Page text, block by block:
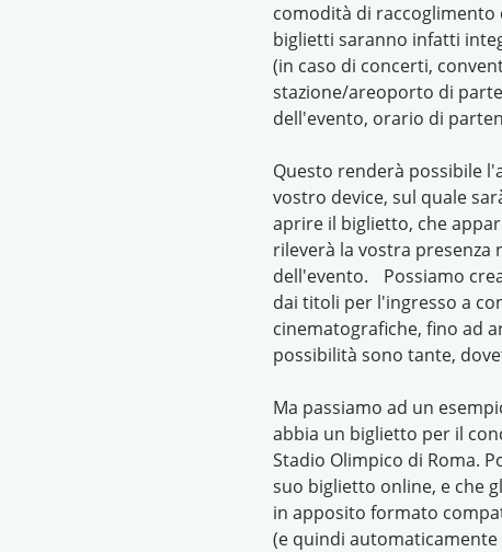
comodità di
biglietti saranno infatti
(in caso di concerti,
stazione/areoporto di
dell'evento, orario di
Questo renderà possibile
vostro device, sul quale
aprire il biglietto, che
rileverà la vostra presenza
dell'evento. Possiamo
dai titoli per l'ingresso a
cinematografiche, fino ad
possibilità sono tante,
Ma passiamo ad un
abbia un biglietto per il
Stadio Olimpico di Roma.
suo biglietto online, e che
in apposito formato
(e quindi automaticamente